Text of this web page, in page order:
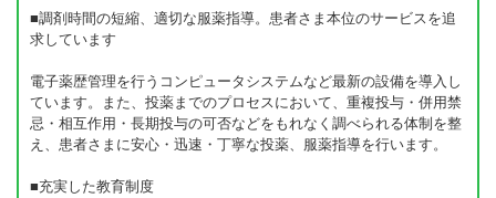
■調剤時間の短縮、適切な服薬指導。患者さま本位のサービスを追
求しています
電子薬歴管理を行うコンピュータシステムなど最新の設備を導入し
ています。また、投薬までのプロセスにおいて、重複投与・併用禁
忌・相互作用・長期投与の可否などをもれなく調べられる体制を整
え、患者さまに安心・迅速・丁寧な投薬、服薬指導を行います。
■充実した教育制度